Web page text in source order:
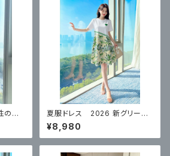
のた
ス
夏服ドレス 2026 新グリーン
ハイエンド スカート
¥8,980